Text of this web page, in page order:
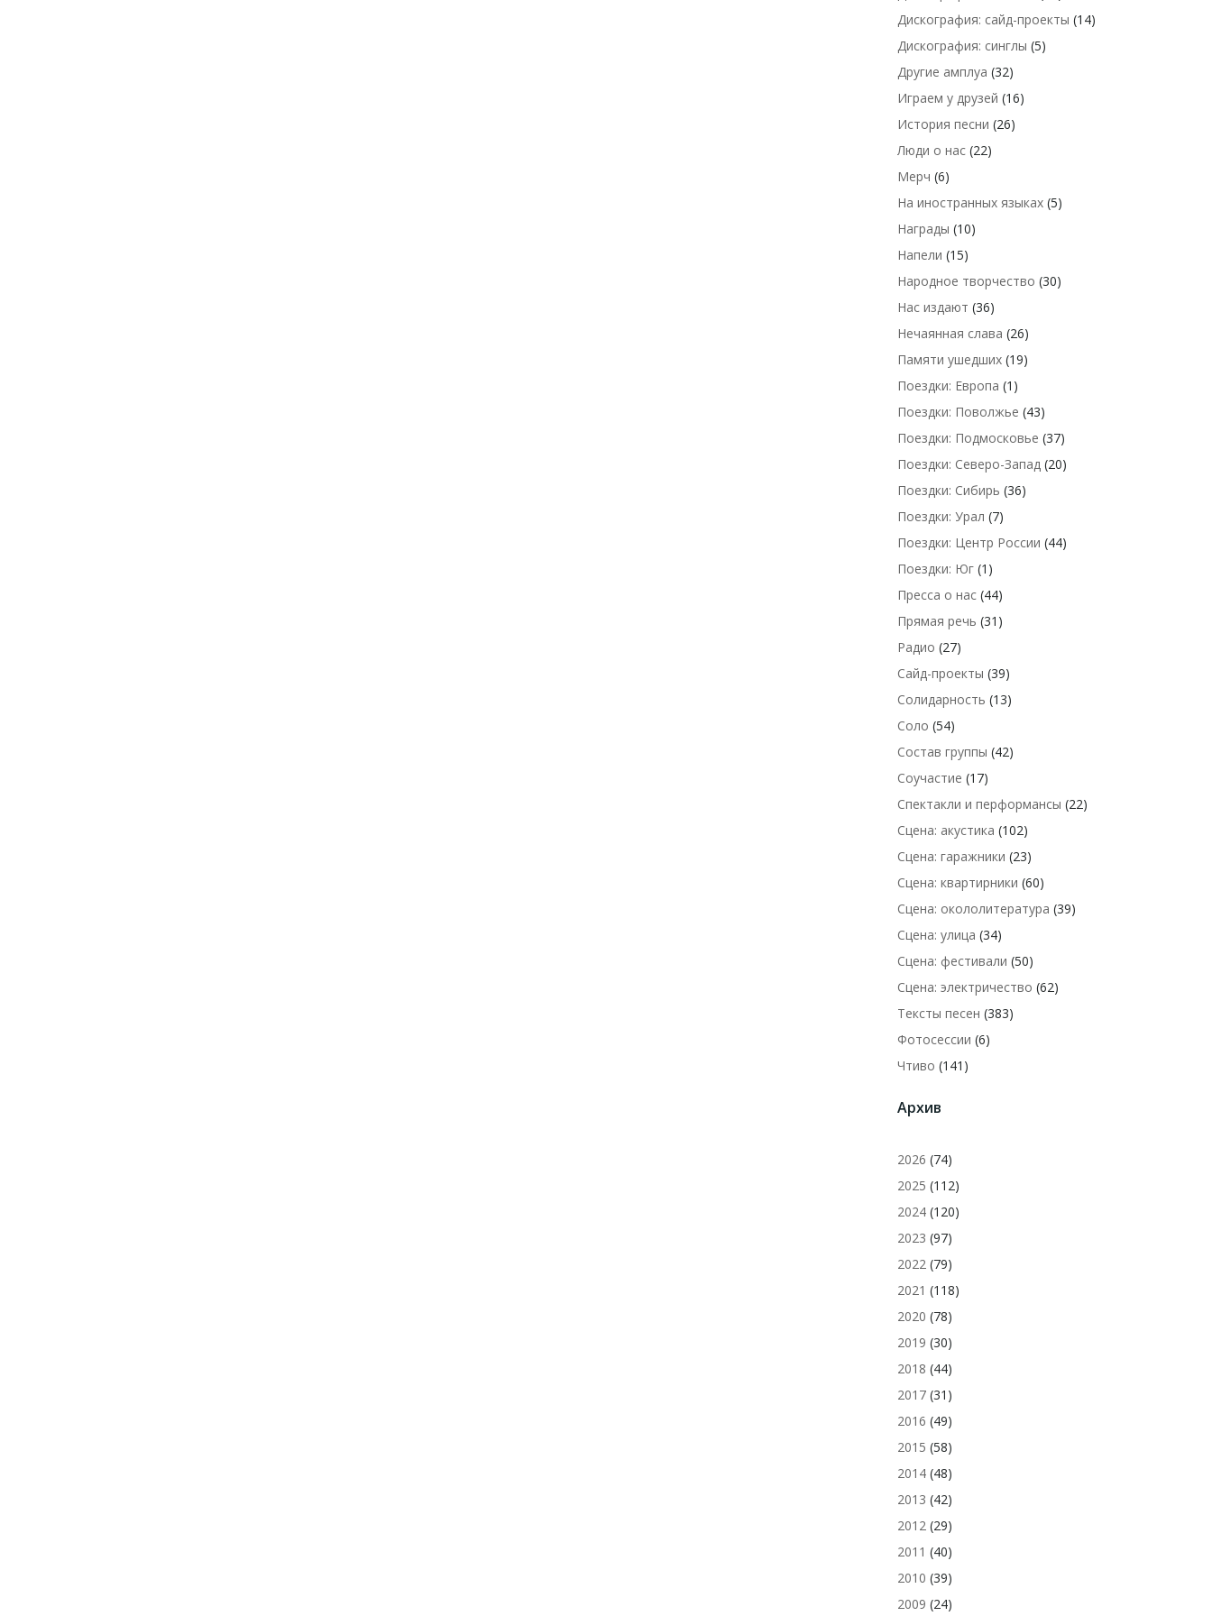
Дискография: сайд-проекты (14)
Дискография: синглы (5)
Другие амплуа (32)
Играем у друзей (16)
История песни (26)
Люди о нас (22)
Мерч (6)
На иностранных языках (5)
Награды (10)
Напели (15)
Народное творчество (30)
Нас издают (36)
Нечаянная слава (26)
Памяти ушедших (19)
Поездки: Европа (1)
Поездки: Поволжье (43)
Поездки: Подмосковье (37)
Поездки: Северо-Запад (20)
Поездки: Сибирь (36)
Поездки: Урал (7)
Поездки: Центр России (44)
Поездки: Юг (1)
Пресса о нас (44)
Прямая речь (31)
Радио (27)
Сайд-проекты (39)
Солидарность (13)
Соло (54)
Состав группы (42)
Соучастие (17)
Спектакли и перформансы (22)
Сцена: акустика (102)
Сцена: гаражники (23)
Сцена: квартирники (60)
Сцена: окололитература (39)
Сцена: улица (34)
Сцена: фестивали (50)
Сцена: электричество (62)
Тексты песен (383)
Фотосессии (6)
Чтиво (141)
Архив
2026 (74)
2025 (112)
2024 (120)
2023 (97)
2022 (79)
2021 (118)
2020 (78)
2019 (30)
2018 (44)
2017 (31)
2016 (49)
2015 (58)
2014 (48)
2013 (42)
2012 (29)
2011 (40)
2010 (39)
2009 (24)